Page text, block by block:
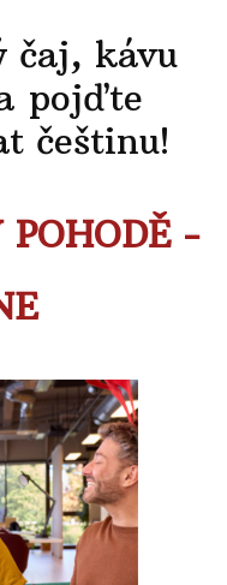
čaj, kávu
pojďte
češtinu!
-